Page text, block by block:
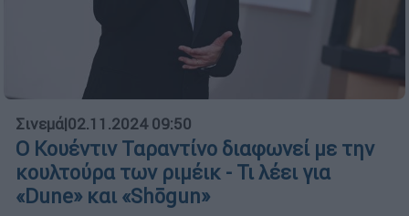
Σινεμά|02.11.2024 09:50
Ο Κουέντιν Ταραντίνο διαφωνεί με την
κουλτούρα των ριμέικ - Τι λέει για
«Dune» και «Shōgun»